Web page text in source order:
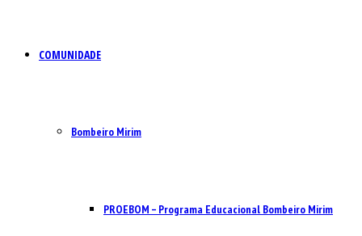
COMUNIDADE
Bombeiro Mirim
PROEBOM – Programa Educacional Bombeiro Mirim